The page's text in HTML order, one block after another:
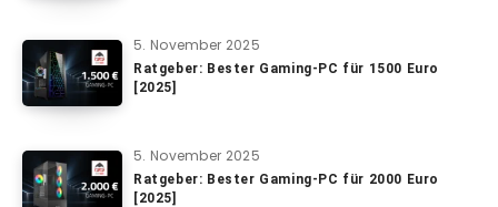
5. November 2025
Ratgeber: Bester Gaming-PC für 1500 Euro
[2025]
5. November 2025
Ratgeber: Bester Gaming-PC für 2000 Euro
[2025]